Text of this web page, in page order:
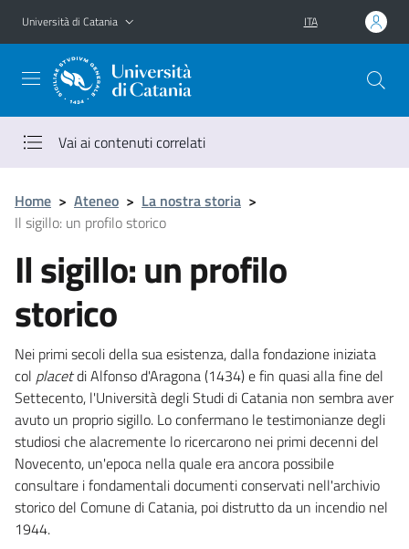
Vai al contenuto principale
Vai al menu di navigazione
Università di Catania ITA
Vai ai contenuti correlati
Home > Ateneo > La nostra storia >
Il sigillo: un profilo storico
Il sigillo: un profilo
storico
Nei primi secoli della sua esistenza, dalla fondazione iniziata
col placetdi Alfonso d'Aragona (1434) e fin quasi alla fine del
Settecento, l'Università degli Studi di Catania non sembra aver
avuto un proprio sigillo. Lo confermano le testimonianze degli
studiosi che alacremente lo ricercarono nei primi decenni del
Novecento, un'epoca nella quale era ancora possibile
consultare i fondamentali documenti conservati nell'archivio
storico del Comune di Catania, poi distrutto da un incendio nel
1944.